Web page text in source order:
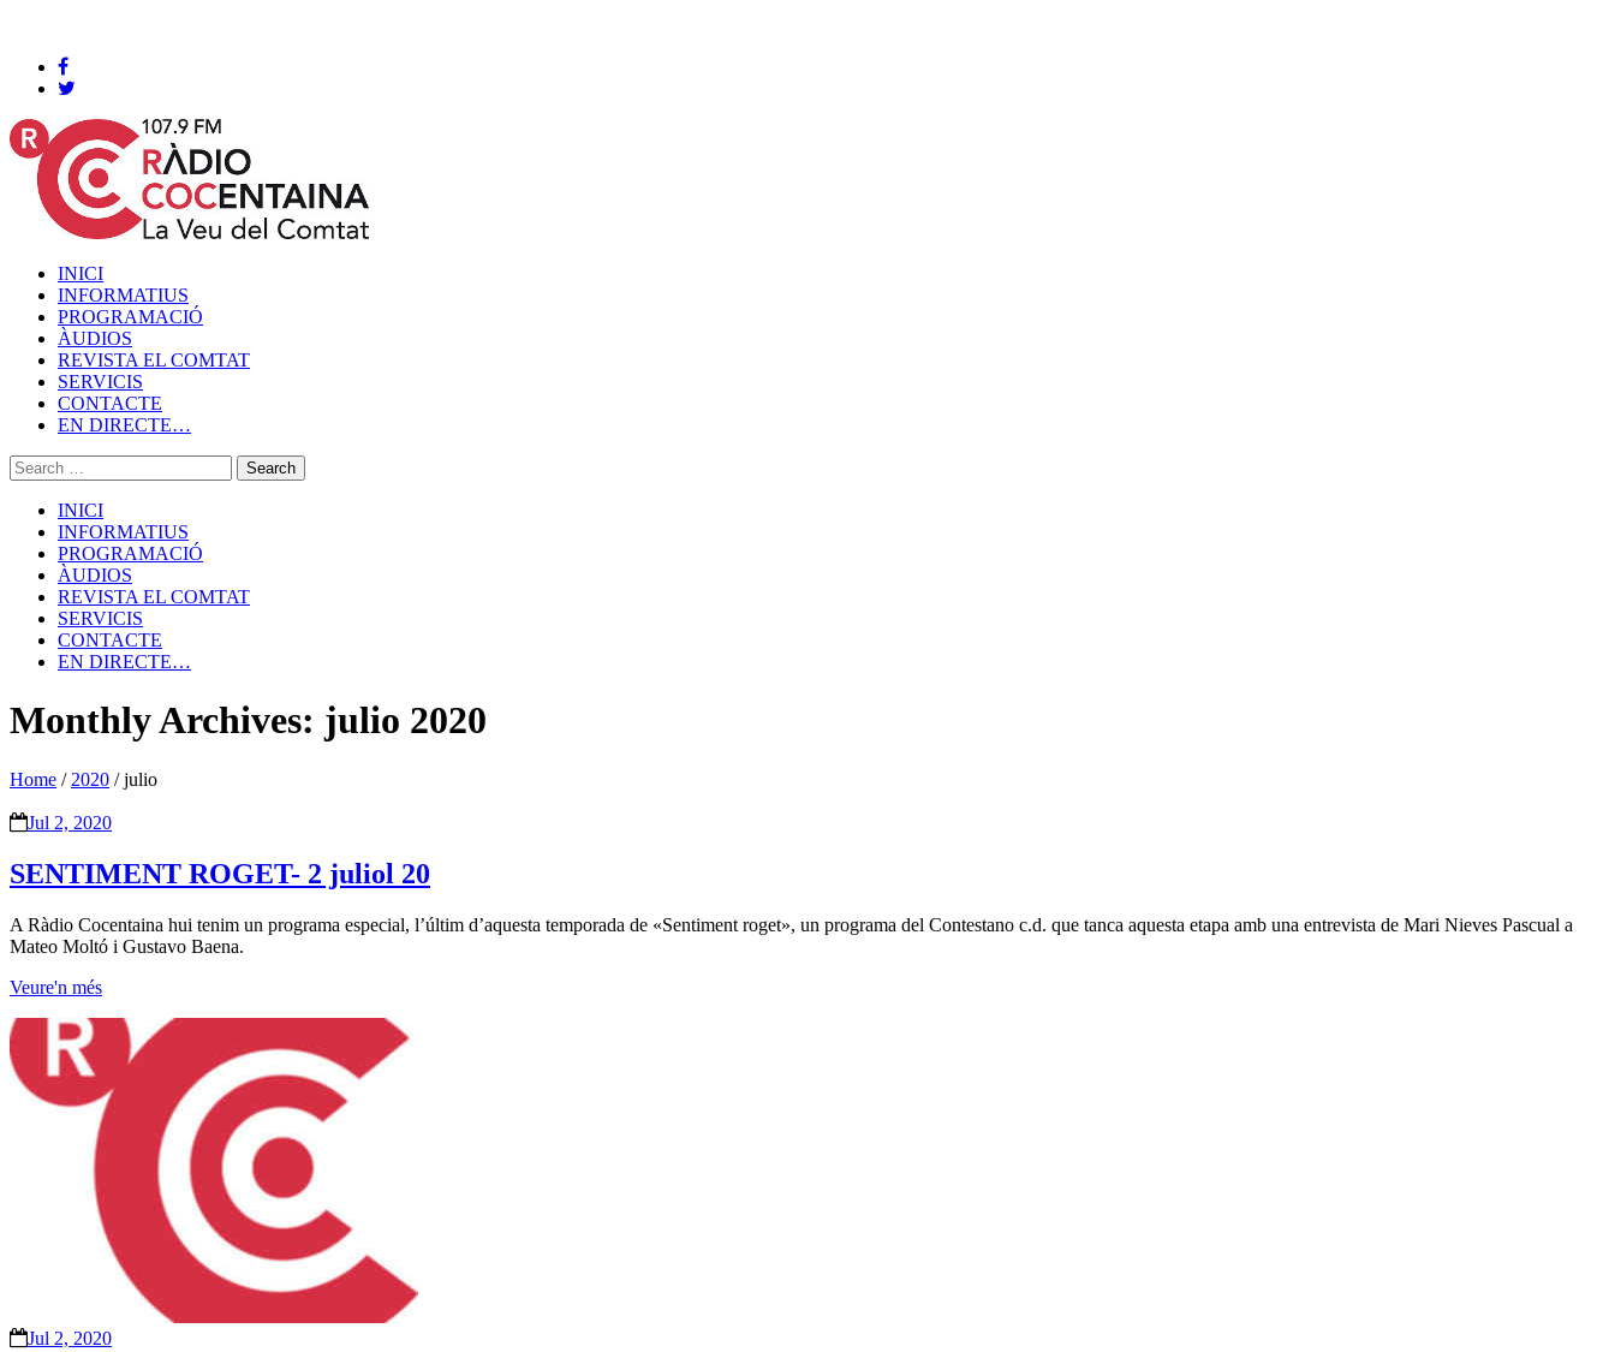
INICI
INFORMATIUS
PROGRAMACIÓ
ÀUDIOS
REVISTA EL COMTAT
SERVICIS
CONTACTE
EN DIRECTE…
INICI
INFORMATIUS
PROGRAMACIÓ
ÀUDIOS
REVISTA EL COMTAT
SERVICIS
CONTACTE
EN DIRECTE…
Monthly Archives: julio 2020
Home / 2020 /julio
Jul 2, 2020
SENTIMENT ROGET- 2 juliol 20
A Ràdio Cocentaina hui tenim un programa especial, l’últim d’aquesta temporada de «Sentiment roget», un programa del Contestano c.d. que tanca aquesta etapa amb una entrevista de Mari Nieves Pascual a
Mateo Moltó i Gustavo Baena.
Veure'n més
Jul 2, 2020